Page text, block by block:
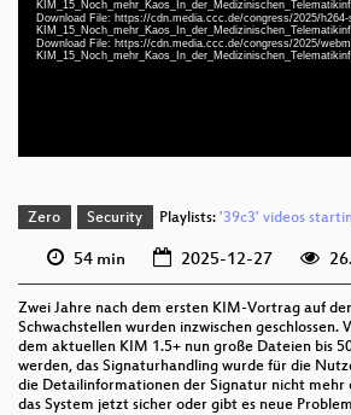
Download File: https://cdn.media.ccc.de/congress/2025/h264-
Download File: https://cdn.media.ccc.de/congress/2025/
deu-eng 1080p
deu-eng 576p
Zero Security Playlists: '39c3' videos
54 min 2025-12-27
Zwei Jahre nach dem ersten KIM-Vortrag auf
Schwachstellen wurden inzwischen
dem aktuellen KIM 1.5+ nun große Dateien bis
werden, das Signaturhandling wurde für die
die Detailinformationen der Signatur nicht mehr
das System jetzt sicher oder gibt es neue